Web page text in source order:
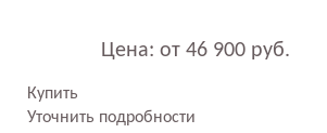
Цена: от 46 900 руб.
Купить
Уточнить подробности